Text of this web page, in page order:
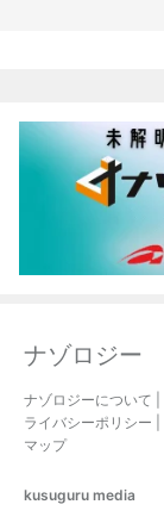
ナゾロジー
ナゾロジーについて
ライバシーポリシー
マップ
kusuguru media